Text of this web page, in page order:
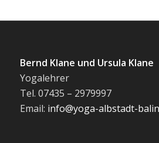
Bernd Klane und Ursula Klane
Yogalehrer
Tel. 07435 – 2979997
Email: info@yoga-albstadt-